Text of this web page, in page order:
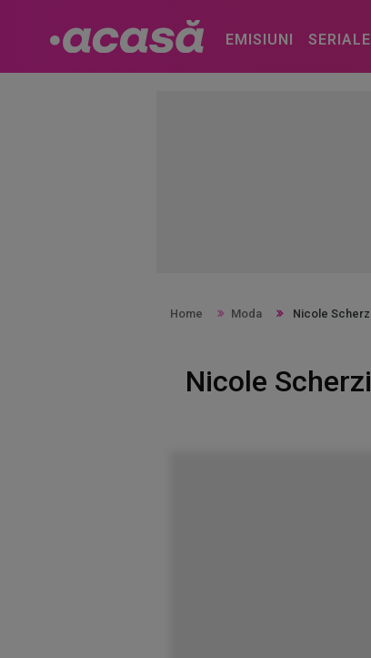
EMISIUNI SERIALE
Home Moda Nicole
Nicole